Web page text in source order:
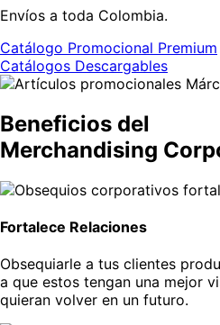
Envíos a toda Colombia.
Catálogo Promocional Premium
Catálogos Descargables
Beneficios del
Merchandising
Fortalece Relaciones
Obsequiarle a tus clientes
a que estos tengan una mejor
quieran volver en un futuro.